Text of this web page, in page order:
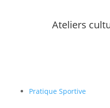
Ateliers
Pratique Sportive